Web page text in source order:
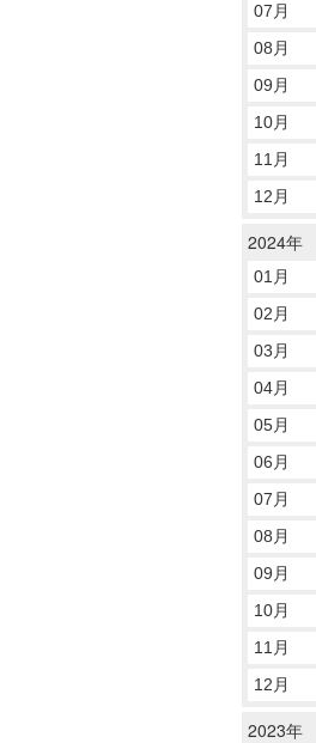
07月
08月
09月
10月
11月
12月
2024年
01月
02月
03月
04月
05月
06月
07月
08月
09月
10月
11月
12月
2023年